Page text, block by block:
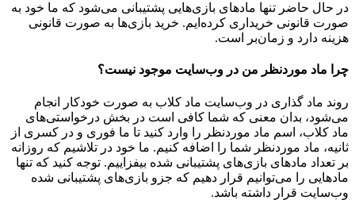
در حال حاضر تنها مادهای بازی‌هایی پشتیبانی می‌شود که ما خود به
صورت قانونی خریداری کرده‌ایم. خرید بازی‌ها به صورت قانونی
هزینه دارد و زمان‌بر است.
چرا ماد موردنظر من در وب‌سایت موجود نیست؟
روند ماد گذاری در وب‌سایت ماد کلاب به صورت خودکار انجام
می‌شود، بدان معنی که شما کافی است در بخش درخواستی‌های
ماد کلاب، اسم ماد موردنظر را وارد کنید تا ما فوری و در کسری از
ثانیه، ماد موردنظر شما را اضافه کنیم. ما خود در تلاشیم که روزانه
بر تعداد مادهای بازی‌های پشتیبانی شده بیفزاییم. توجه کنید که تنها
مادهایی را می‌توانیم قرار دهیم که جزو بازی‌های پشتیبانی شده
وب‌سایت قرار داشته باشد.